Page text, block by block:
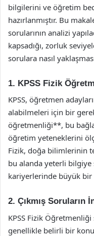
bilgilerini ve öğretim
hazırlanmıştır. Bu
sorularının analizi
kapsadığı, zorluk
sorulara nasıl
1. KPSS Fizik
KPSS, öğretmen
alabilmeleri için bir
öğretmenliği**, bu
öğretim yeteneklerini
Fizik, doğa bilimlerinin
bu alanda yeterli bilgiye
kariyerlerinde büyük bir
2. Çıkmış Soruların
KPSS Fizik Öğretmenliği
genellikle belirli bir konu